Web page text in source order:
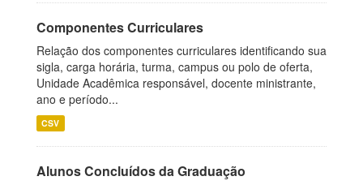
Componentes Curriculares
Relação dos componentes curriculares identificando sua
sigla, carga horária, turma, campus ou polo de oferta,
Unidade Acadêmica responsável, docente ministrante,
ano e período...
CSV
Alunos Concluídos da Graduação